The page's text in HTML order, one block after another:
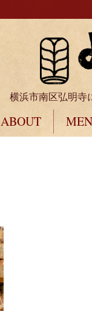
横浜市南区弘明寺
ABOUT